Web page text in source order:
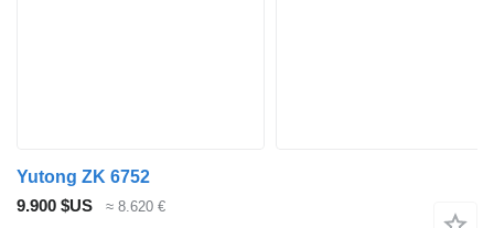
Yutong ZK 6752
9.900 $US
≈ 8.620 €